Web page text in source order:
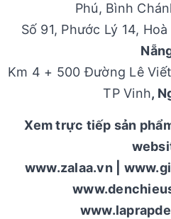
Phú, Bình
Số 91, Phước Lý 14,
Km 4 + 500 Đường Lê
TP Vinh,
Xem trực tiếp sản
www.zalaa.vn |